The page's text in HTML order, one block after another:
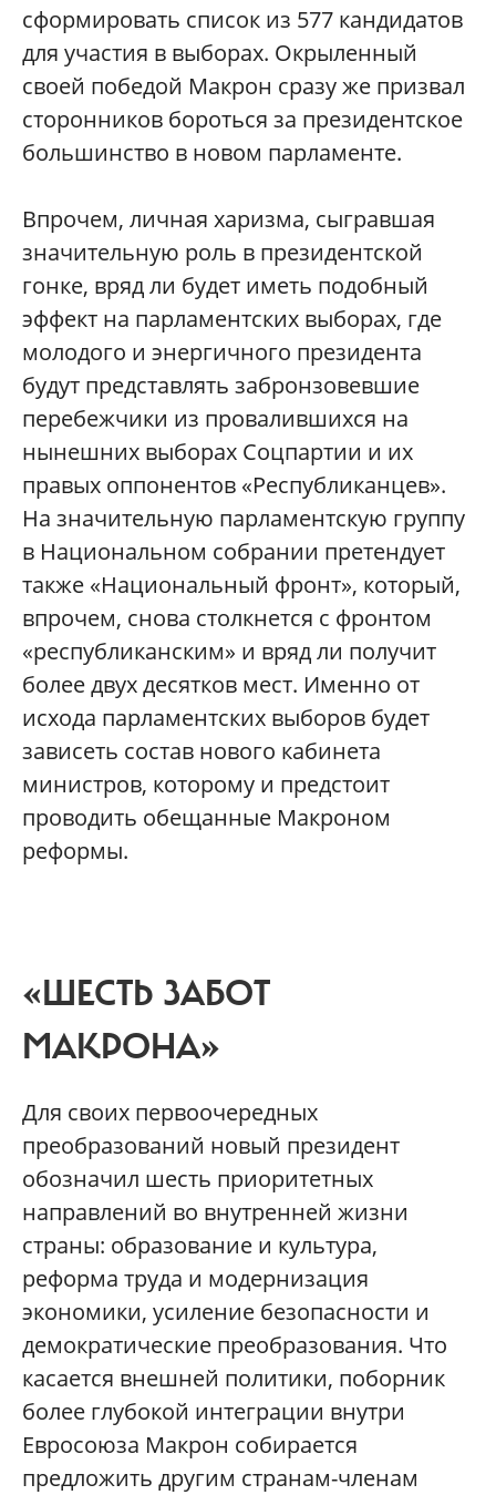
сформировать список из 577 кандидатов
для участия в выборах. Окрыленный
своей победой Макрон сразу же призвал
сторонников бороться за президентское
большинство в новом парламенте.
Впрочем, личная харизма, сыгравшая
значительную роль в президентской
гонке, вряд ли будет иметь подобный
эффект на парламентских выборах, где
молодого и энергичного президента
будут представлять забронзовевшие
перебежчики из провалившихся на
нынешних выборах Соцпартии и их
правых оппонентов «Республиканцев».
На значительную парламентскую группу
в Национальном собрании претендует
также «Национальный фронт», который,
впрочем, снова столкнется с фронтом
«республиканским» и вряд ли получит
более двух десятков мест. Именно от
исхода парламентских выборов будет
зависеть состав нового кабинета
министров, которому и предстоит
проводить обещанные Макроном
реформы.
«ШЕСТЬ ЗАБОТ
МАКРОНА»
Для своих первоочередных
преобразований новый президент
обозначил шесть приоритетных
направлений во внутренней жизни
страны: образование и культура,
реформа труда и модернизация
экономики, усиление безопасности и
демократические преобразования. Что
касается внешней политики, поборник
более глубокой интеграции внутри
Евросоюза Макрон собирается
предложить другим странам-членам